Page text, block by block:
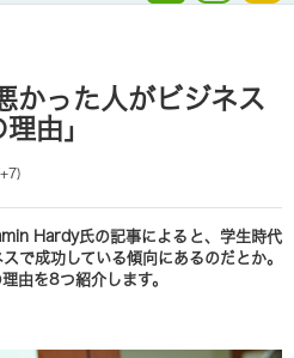
かった人がビジネス
由」
Hardy氏の記事によると、学生時代
で成功している傾向にあるのだとか。
由を8つ紹介します。